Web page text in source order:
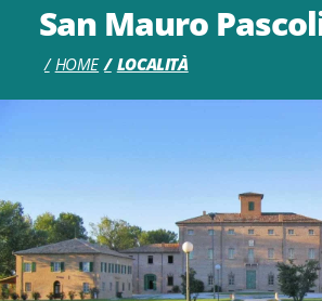
San Mauro
HOME LOCALITÀ